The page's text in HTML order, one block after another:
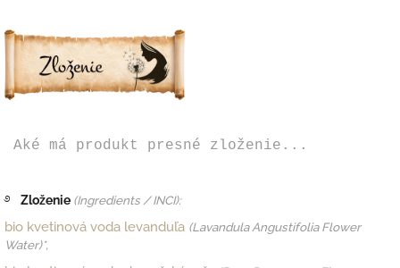
Aké má produkt presné zloženie...
࿔ Zloženie (Ingredients / INCI):
bio kvetinová voda levanduľa (Lavandula Angustifolia Flower
Water)*,